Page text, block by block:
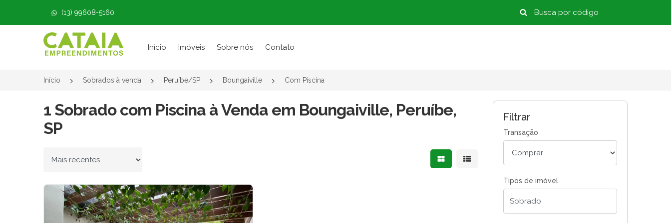
(13) 99608-5160
Página inicial
Início Imóveis Sobre nós Contato
Início Sobrados à venda Peruíbe/SP Boungaiville Com Piscina
1 Sobrado com Piscina à Venda em Boungaiville, Peruíbe,
SP
Ordenar por Mostrar resultados em grade
Mostrar resultados em lista
Filtrar
Transação
Tipos de imóvel